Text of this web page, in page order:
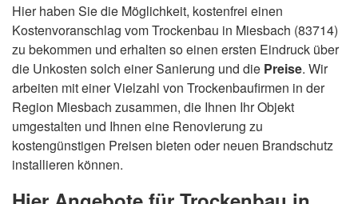
Hier haben Sie die Möglichkeit, kostenfrei einen
Kostenvoranschlag vom Trockenbau in Miesbach (83714)
zu bekommen und erhalten so einen ersten Eindruck über
die Unkosten solch einer Sanierung und die Preise. Wir
arbeiten mit einer Vielzahl von Trockenbaufirmen in der
Region Miesbach zusammen, die Ihnen Ihr Objekt
umgestalten und Ihnen eine Renovierung zu
kostengünstigen Preisen bieten oder neuen Brandschutz
installieren können.